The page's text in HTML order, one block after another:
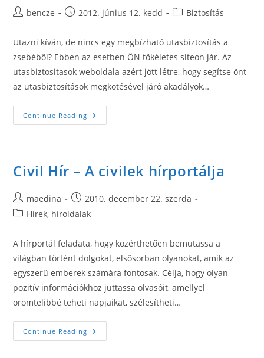
Postbencze
Post2012. június 12. kedd
PostBiztosítás
Utazni kíván, de nincs egy megbízható utasbiztosítás a
zsebéből? Ebben az esetben ÖN tökéletes siteon jár. Az
utasbiztositasok weboldala azért jött létre, hogy segítse önt
az utasbiztosítások megkötésével járó akadályok…
Continue Reading Utazás
Utasbiztosítással
Civil Hír – A civilek hírportálja
Post
author:
maedina
Post
published:
2010. december 22. szerda
PostHírek, híroldalak
A hírportál feladata, hogy közérthetően bemutassa a
világban történt dolgokat, elsősorban olyanokat, amik az
egyszerű emberek számára fontosak. Célja, hogy olyan
pozitív információkhoz juttassa olvasóit, amellyel
örömtelibbé teheti napjaikat, szélesítheti…
Continue Reading Civil
Hír